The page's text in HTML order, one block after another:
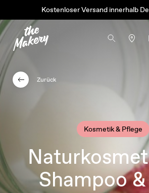
Kostenloser Versand innerhalb
Kosmetik & Pflege
Shampoo
Zurück